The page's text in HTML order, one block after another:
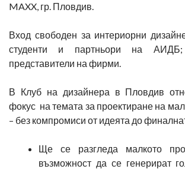
MAXX, гр. Пловдив.
Вход свободен за интериорни
студенти и партньори на
представители на фирми.
В Клуб на дизайнера в Пловдив
фокус на темата за проектиране на
– без компромиси от идеята до
Ще се разгледа малкото
възможност да се генерират